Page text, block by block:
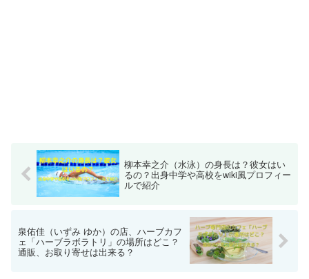
柳本幸之介（水泳）の身長は？彼女はい
るの？出身中学や高校をwiki風プロフィー
ルで紹介
泉佑佳（いずみ ゆか）の店、ハーブカフ
ェ「ハーブラボラトリ」の場所はどこ？
通販、お取り寄せは出来る？